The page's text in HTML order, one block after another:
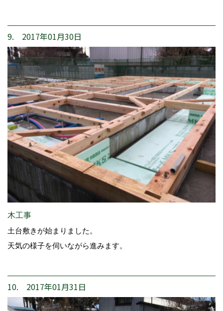
9. 2017年01月30日
木工事
土台敷きが始まりました。
天気の様子を伺いながら進みます。
10. 2017年01月31日